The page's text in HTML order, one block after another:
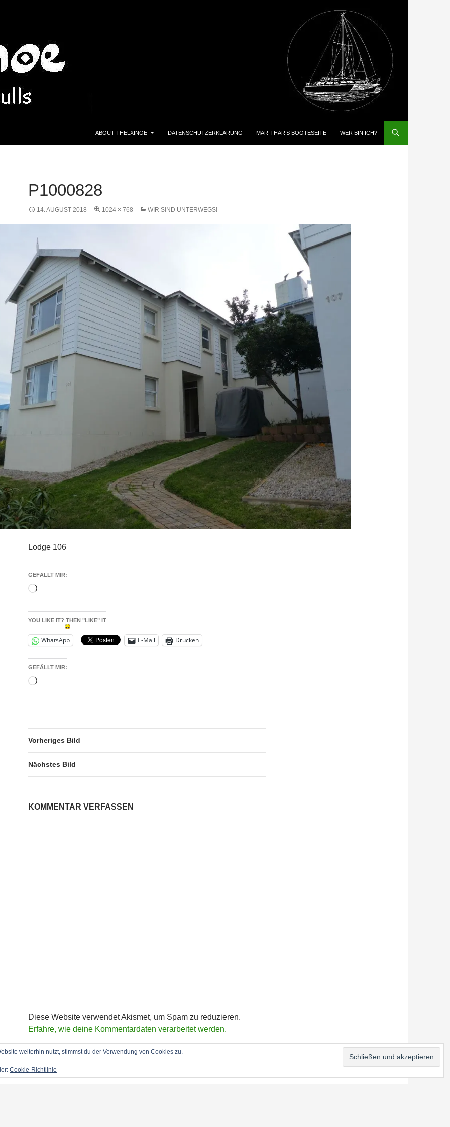
ABOUT THELXINOE
DATENSCHUTZERKLÄRUNG MAR-THAR’S BOOTESEITE WER BIN ICH?
P1000828
14. AUGUST 2018 1024 × 768 WIR SIND UNTERWEGS!
Lodge 106
GEFÄLLT MIR:
Wird
YOU LIKE IT? THEN "LIKE" IT
WhatsApp E-Mail Drucken
GEFÄLLT MIR:
Wird
Vorheriges Bild
Nächstes Bild
KOMMENTAR VERFASSEN
Diese Website verwendet Akismet, um Spam zu reduzieren.
Erfahre, wie deine Kommentardaten verarbeitet werden.
weiterhin nutzt, stimmst du der Verwendung von Cookies zu.
Cookie-Richtlinie